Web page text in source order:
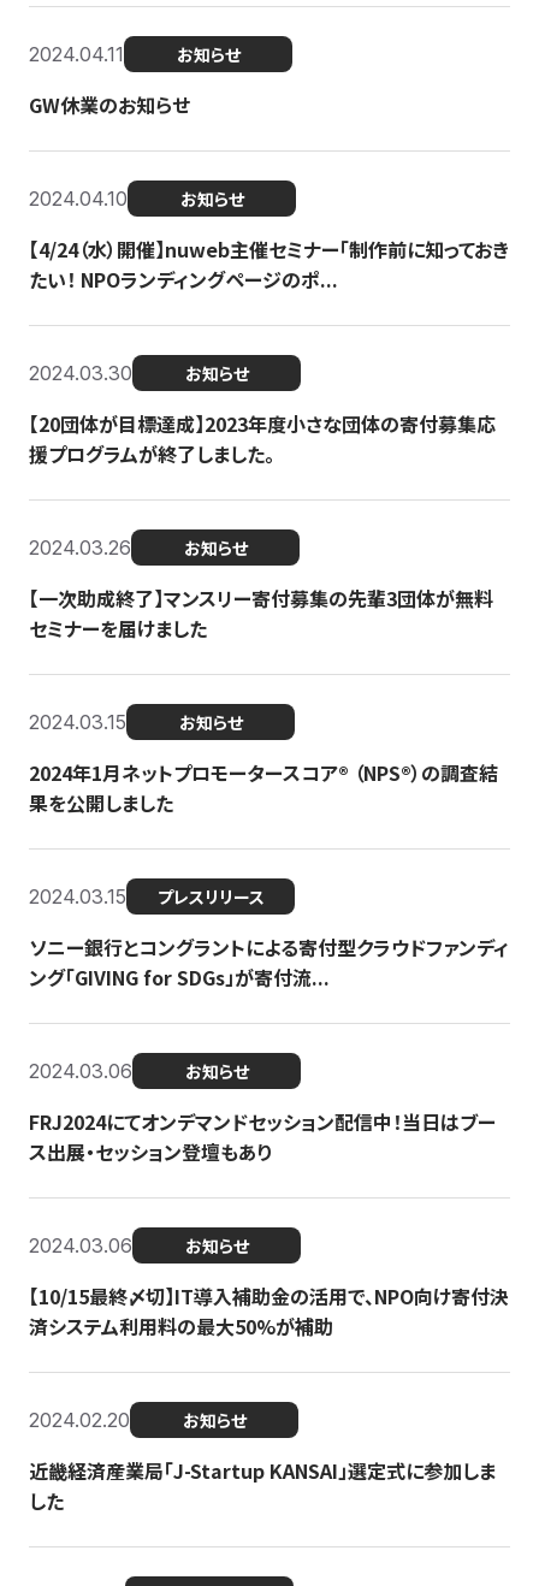
2024.04.11 お知らせ
GW休業のお知らせ
2024.04.10 お知らせ
【4/24（水）開催】nuweb主催セミナー「制作前に知っておき
たい！ NPOランディングページのポ...
2024.03.30 お知らせ
【20団体が目標達成】2023年度小さな団体の寄付募集応
援プログラムが終了しました。
2024.03.26 お知らせ
【一次助成終了】マンスリー寄付募集の先輩3団体が無料
セミナーを届けました
2024.03.15 お知らせ
2024年1月ネットプロモータースコア®︎ （NPS®︎）の調査結
果を公開しました
2024.03.15 プレスリリース
ソニー銀行とコングラントによる寄付型クラウドファンディ
ング「GIVING for SDGs」が寄付流...
2024.03.06 お知らせ
FRJ2024にてオンデマンドセッション配信中！当日はブー
ス出展・セッション登壇もあり
2024.03.06 お知らせ
【10/15最終〆切】IT導入補助金の活用で、NPO向け寄付決
済システム利用料の最大50%が補助
2024.02.20 お知らせ
近畿経済産業局「J-Startup KANSAI」選定式に参加しま
した